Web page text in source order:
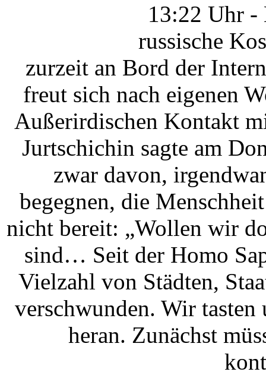
13:22 Uhr
russische
zurzeit an Bord der
freut sich nach eigenen
Außerirdischen Kontakt
Jurtschichin sagte am
zwar davon,
begegnen, die
nicht bereit: „Wollen wir
sind… Seit der Homo
Vielzahl von Städten,
verschwunden. Wir
heran. Zunächst